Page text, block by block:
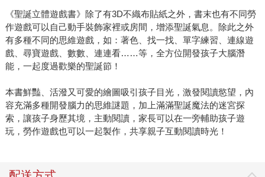
《聖誕立體遊戲書》除了有3D不織布貼紙之外，書末也有不同勞
作遊戲可以自己動手裝飾家裡或房間，增添聖誕氣息。除此之外
有多種不同的思維遊戲，如：著色、找一找、單字練習、連線遊
戲、尋寶遊戲、數數、連連看……等，全方位開發孩子大腦潛
能，一起度過歡樂的聖誕節！
本書鮮豔、活潑又可愛的繪圖吸引孩子目光，激發閱讀慾望，內
容充滿多種開發腦力的思維謎題，加上滿滿聖誕魔法的迷宮探
索，讓孩子身歷其境，主動閱讀，家長可以在一旁輔助孩子遊
玩，勞作遊戲也可以一起製作，共享親子互動閱讀時光！